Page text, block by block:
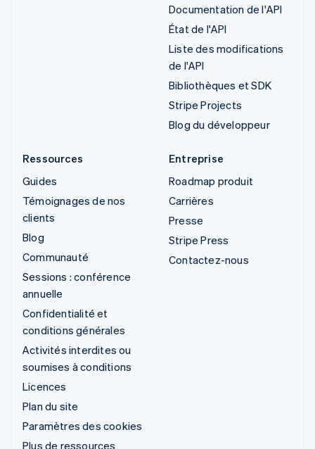
Documentation de l'API
État de l'API
Liste des modifications
de l'API
Bibliothèques et SDK
Stripe Projects
Blog du développeur
Ressources
Guides
Témoignages de nos
clients
Blog
Communauté
Sessions : conférence
annuelle
Confidentialité et
conditions générales
Activités interdites ou
soumises à conditions
Licences
Plan du site
Paramètres des cookies
Plus de ressources
Entreprise
Roadmap produit
Carrières
Presse
Stripe Press
Contactez-nous